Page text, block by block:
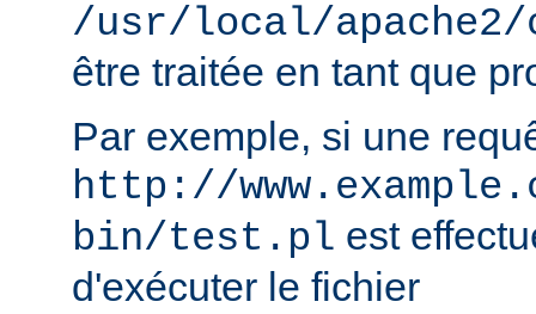
/usr/local/
être traitée en tant que
Par exemple, si une
http://
bin/test.pl est
d'exécuter le fichier